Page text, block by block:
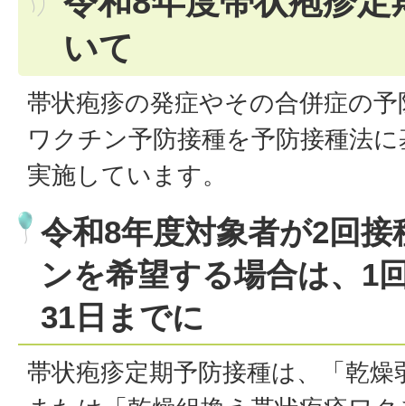
いて
帯状疱疹の発症やその合併症の
ワクチン予防接種を予防接種法
実施しています。
令和8年度対象者が2回
ンを希望する場合は、1
31日までに
帯状疱疹定期予防接種は、「乾